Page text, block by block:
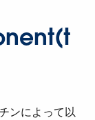
ンによって以